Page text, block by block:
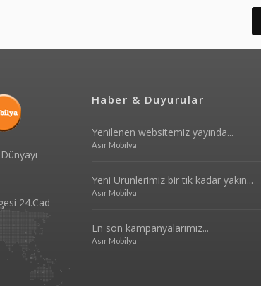
24.Cad
Haber & Duyurular
Yenilenen websitemiz yayında...
Asır Mobilya
Yeni Ürünlerimiz bir tık kadar yakın...
Asır Mobilya
En son kampanyalarımız...
Asır Mobilya